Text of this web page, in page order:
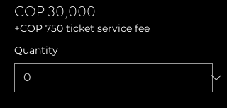
COP 30,000
+COP 750 ticket service fee
Quantity